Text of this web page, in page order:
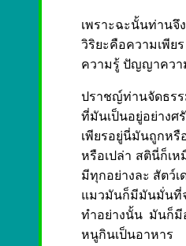
เพราะฉะนั้นท่าน
วิริยะคือความเพี
ความรู้ ปัญญาควา
ปราชญ์ท่านจัดธรร
ที่มันเป็นอยู่อย่างศ
เพียรอยู่นี่มันถูกหรื
หรือเปล่า สตินี่ก็เ
มีทุกอย่างละ สัตว์
แมวมันก็มีมันมั่นที่
ทำอย่างนั้น มันก็
หนูกินเป็นอาหาร